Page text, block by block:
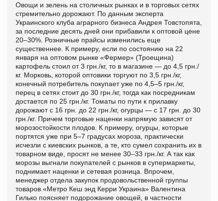
Овощи и зелень на столичных рынках и в торговых сетях
стремительно дорожают. По данным эксперта
Украинского клуба аграрного бизнеса Андрея Товстопята,
за последние десять дней они прибавили к оптовой цене
20–30%. Розничные прайсы изменились еще
существеннее. К примеру, если по состоянию на 22
января на оптовом рынке «Фермер» (Троещина)
картофель стоил от 3 грн./кг, то в магазине — до 4,5 грн./
кг. Морковь, которой оптовики торгуют по 3,5 грн./кг,
конечный потребитель покупает уже по 4,5–5 грн./кг,
перец в сетях стоит до 30 грн./кг, тогда как посредникам
достается по 25 грн./кг. Томаты по пути к прилавку
дорожают с 16 грн. до 22 грн./кг, огурцы — с 17 грн. до 30
грн./кг. Причем торговые наценки напрямую зависят от
морозостойкости плодов. К примеру, огурцы, которые
портятся уже при 5–7 градусах мороза, практически
исчезли с киевских рынков, а те, кто сумел сохранить их в
товарном виде, просят не менее 30–33 грн./кг. А так как
морозы выгнали покупателей с рынков в супермаркеты,
поднимает наценки и сетевая розница. Впрочем,
менеджер отдела закупок продовольственной группы
товаров «Метро Кеш энд Керри Украина» Валентина
Гилько поясняет подорожание овощей, в частности